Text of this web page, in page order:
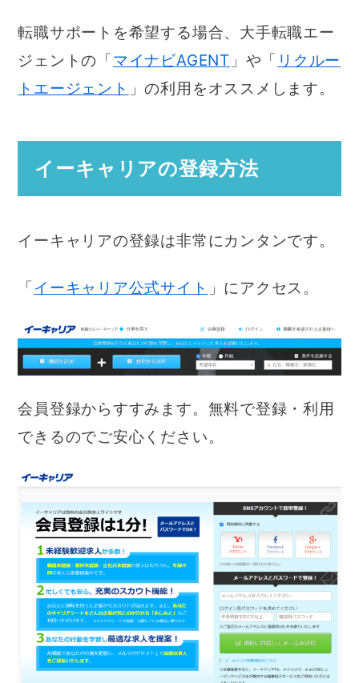
転職サポートを希望する場合、大手転職エー
ジェントの「マイナビAGENT 」や「 リクルー
トエージェント 」の利用をオススメします。
イーキャリアの登録方法
イーキャリアの登録は非常にカンタンです。
「イーキャリア公式サイト 」にアクセス。
会員登録からすすみます。無料で登録・利用
できるのでご安心ください。